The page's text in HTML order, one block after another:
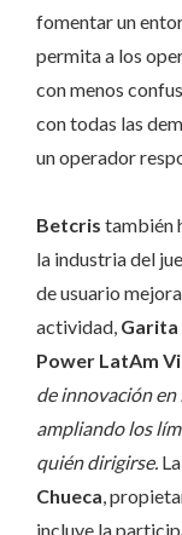
fomentar un
permita a los
con menos
con todas las
un operador
Betcris también
la industria del
de usuario
actividad, Garita
Power LatAm
de innovación en
ampliando los
quién dirigirse.
Chueca ,
incluye la